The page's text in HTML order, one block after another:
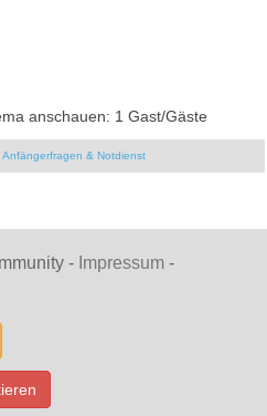
anschauen: 1 Gast/Gäste
Anfängerfragen & Notdienst
- Impressum -